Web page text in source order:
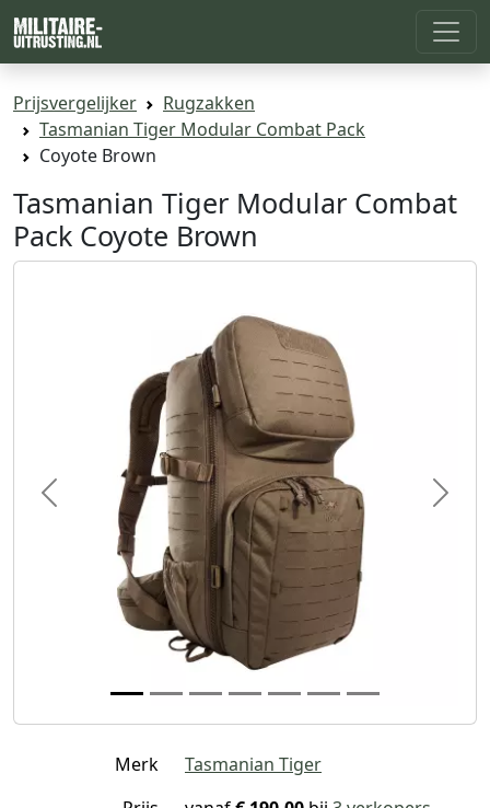
Prijsvergelijker
Rugzakken
Tasmanian Tiger Modular Combat Pack
Coyote Brown
Tasmanian Tiger Modular Combat
Pack Coyote Brown
Previous Next
Merk
Tasmanian Tiger